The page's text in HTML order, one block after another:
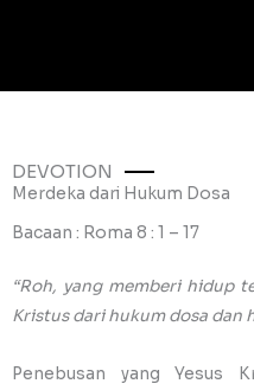
DEVOTION
Merdeka dari Hukum Dosa
Bacaan : Roma 8 : 1 – 17
“Roh, yang memberi hidup
Kristus dari hukum dosa dan
Penebusan yang Yesus